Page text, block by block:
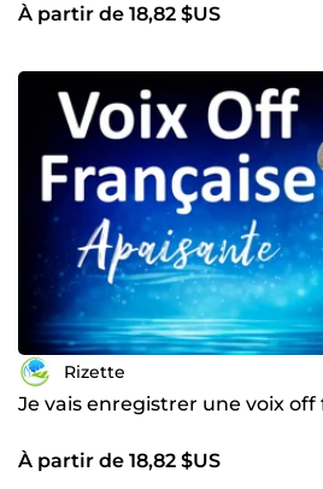
À partir de 18,82 $US
Rizette
Je vais enregistrer une voix
À partir de 18,82 $US